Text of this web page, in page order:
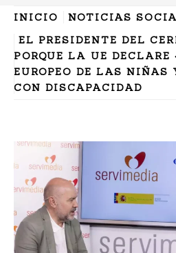
INICIO
NOTICIAS
EL PRESIDENTE DEL
PORQUE LA UE
EUROPEO DE LAS NIÑAS
CON DISCAPACIDAD